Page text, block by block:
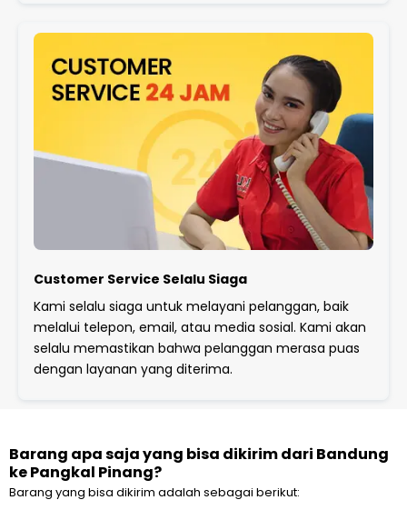
Customer Service Selalu Siaga
Kami selalu siaga untuk melayani pelanggan, baik
melalui telepon, email, atau media sosial. Kami akan
selalu memastikan bahwa pelanggan merasa puas
dengan layanan yang diterima.
Barang apa saja yang bisa dikirim dari Bandung
ke Pangkal Pinang?
Barang yang bisa dikirim adalah sebagai berikut: